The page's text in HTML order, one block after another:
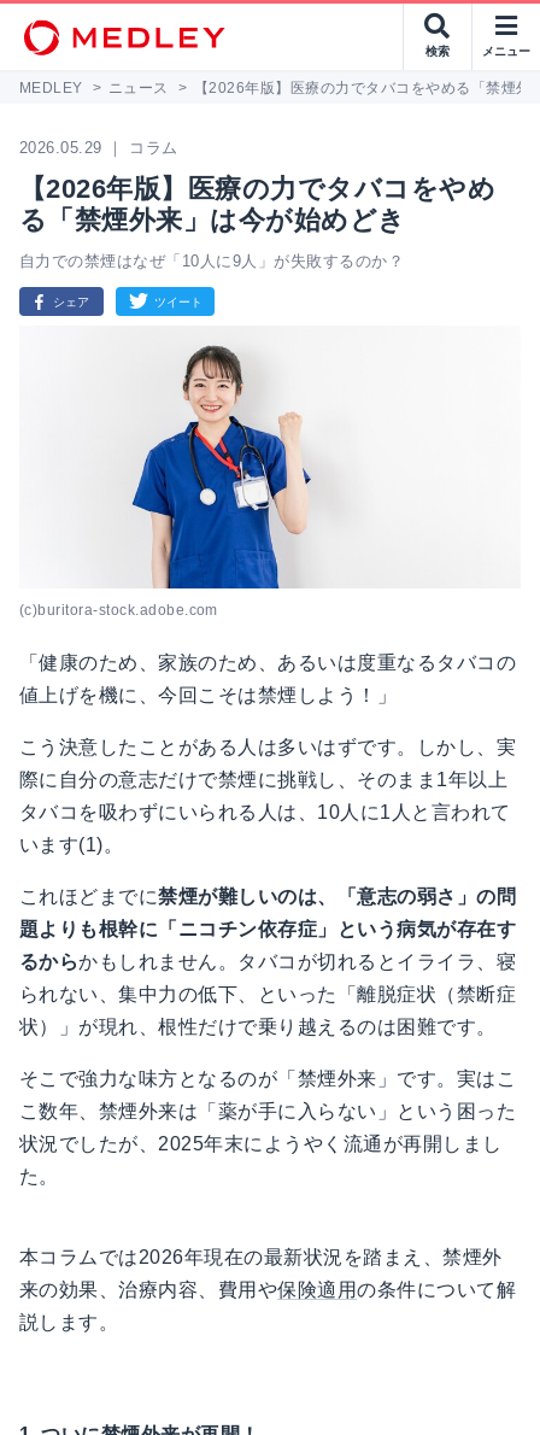
検索 メニュー
MEDLEY > ニュース > 【2026年版】医療の力でタバコをやめる「禁煙外
2026.05.29 ｜ コラム
【2026年版】医療の力でタバコをやめ
る「禁煙外来」は今が始めどき
自力での禁煙はなぜ「10人に9人」が失敗するのか？
(c)buritora-stock.adobe.com
「健康のため、家族のため、あるいは度重なるタバコの
値上げを機に、今回こそは禁煙しよう！」
こう決意したことがある人は多いはずです。しかし、実
際に自分の意志だけで禁煙に挑戦し、そのまま1年以上
タバコを吸わずにいられる人は、10人に1人と言われて
います(1)。
これほどまでに禁煙が難しいのは、「意志の弱さ」の問
題よりも根幹に「ニコチン依存症」という病気が存在す
るからかもしれません。タバコが切れるとイライラ、寝
られない、集中力の低下、といった「離脱症状（禁断症
状）」が現れ、根性だけで乗り越えるのは困難です。
そこで強力な味方となるのが「禁煙外来」です。実はこ
こ数年、禁煙外来は「薬が手に入らない」という困った
状況でしたが、2025年末にようやく流通が再開しまし
た。
本コラムでは2026年現在の最新状況を踏まえ、禁煙外
来の効果、治療内容、費用や保険適用の条件について解
説します。